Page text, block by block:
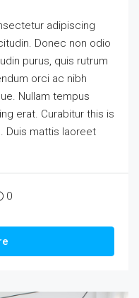
adipiscing
Donec non odio
purus, quis rutrum
orci ac nibh
Nullam tempus
erat. Curabitur this is
Duis mattis laoreet
0